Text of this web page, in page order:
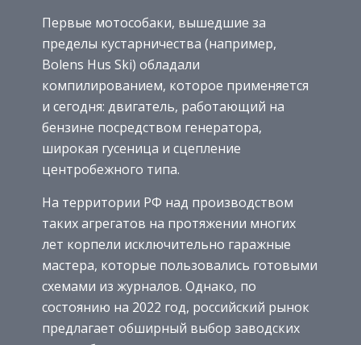
Первые мотособаки, вышедшие за
пределы кустарничества (например,
Bolens Hus Ski) обладали
компилированием, которое применяется
и сегодня: двигатель, работающий на
бензине посредством генератора,
широкая гусеница и сцепление
центробежного типа.
На территории РФ над производством
таких агрегатов на протяжении многих
лет корпели исключительно гаражные
мастера, которые пользовались готовыми
схемами из журналов. Однако, по
состоянию на 2022 год, российский рынок
предлагает обширный выбор заводских